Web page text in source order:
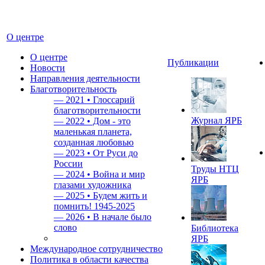
О центре
О центре
Новости
Направления деятельности
Благотворительность
— 2021 • Глоссарий
благотворительности
— 2022 • Дом - это
маленькая планета,
созданная любовью
— 2023 • От Руси до
России
— 2024 • Война и мир
глазами художника
— 2025 • Будем жить и
помнить! 1945-2025
— 2026 • В начале было
слово
Международное сотрудничество
Политика в области качества
Публикации
Журнал ЯРБ
Труды НТЦ
ЯРБ
Библиотека
ЯРБ